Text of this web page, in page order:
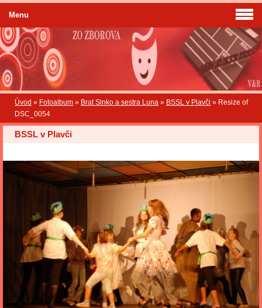
Úvod » Fotoalbum » Brat Slnko a sestra Luna » BSSL v Plavči » Resize of
DSC_0054
BSSL v Plavči
Menu